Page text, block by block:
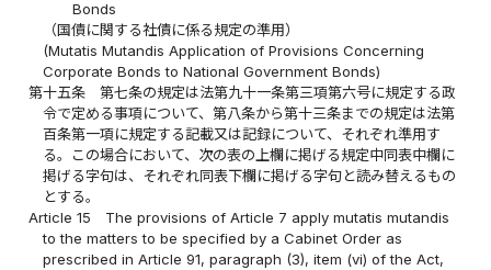
Bonds
（国債に関する社債に係る規定の準用）
(Mutatis Mutandis Application of Provisions Concerning
Corporate Bonds to National Government Bonds)
第十五条
第七条の規定は法第九十一条第三項第六号に規定する政
令で定める事項について、第八条から第十三条までの規定は法第
百条第一項に規定する記載又は記録について、それぞれ準用す
る。この場合において、次の表の上欄に掲げる規定中同表中欄に
掲げる字句は、それぞれ同表下欄に掲げる字句と読み替えるもの
とする。
Article 15
The provisions of Article 7 apply mutatis mutandis
to the matters to be specified by a Cabinet Order as
prescribed in Article 91, paragraph (3), item (vi) of the Act,